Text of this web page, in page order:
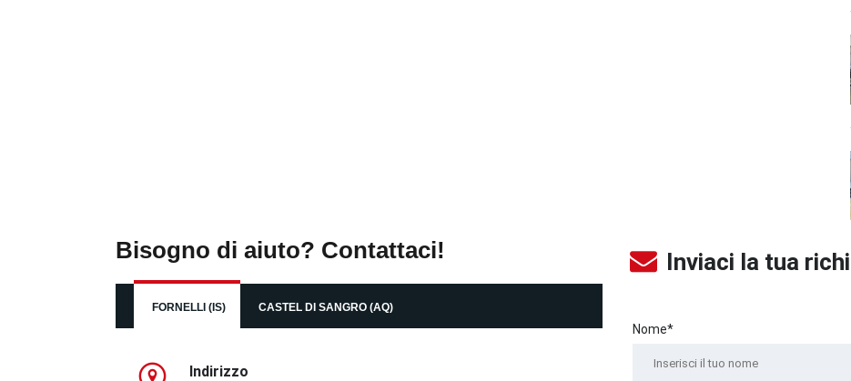
Bisogno di aiuto? Contattaci!
FORNELLI (IS) CASTEL DI SANGRO (AQ)
Indirizzo
Inviaci la tua
Nome*